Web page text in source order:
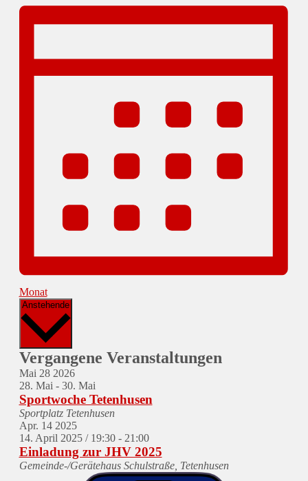
Monat
Anstehende Datum
Vergangene Veranstaltungen
Mai 28 2026
28. Mai - 30. Mai
Sportwoche Tetenhusen
Sportplatz Tetenhusen
Apr. 14 2025
14. April 2025 / 19:30- 21:00
Einladung zur JHV 2025
Gemeinde-/Gerätehaus Schulstraße, Tetenhusen